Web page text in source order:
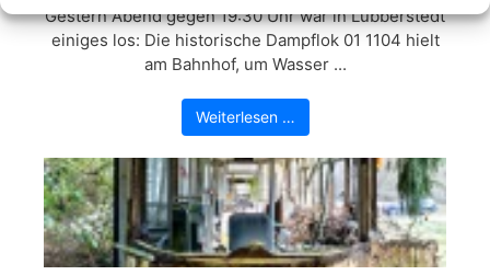
Gestern Abend gegen 19:30 Uhr war in Lübberstedt
einiges los: Die historische Dampflok 01 1104 hielt
am Bahnhof, um Wasser ...
Weiterlesen …